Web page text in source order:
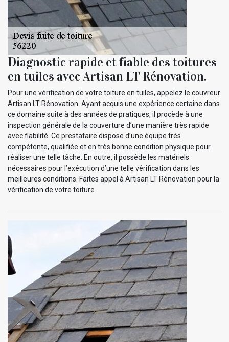
Diagnostic rapide et fiable des toitures
en tuiles avec Artisan LT Rénovation.
Pour une vérification de votre toiture en tuiles, appelez le couvreur
Artisan LT Rénovation. Ayant acquis une expérience certaine dans
ce domaine suite à des années de pratiques, il procède à une
inspection générale de la couverture d’une manière très rapide
avec fiabilité. Ce prestataire dispose d’une équipe très
compétente, qualifiée et en très bonne condition physique pour
réaliser une telle tâche. En outre, il possède les matériels
nécessaires pour l’exécution d’une telle vérification dans les
meilleures conditions. Faites appel à Artisan LT Rénovation pour la
vérification de votre toiture.